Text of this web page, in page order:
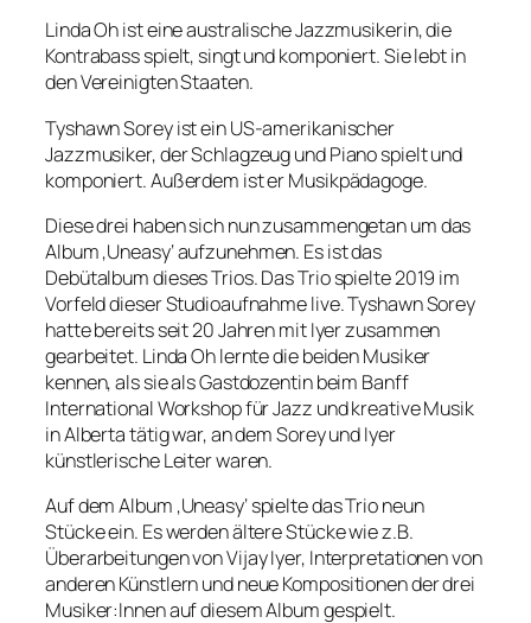
Linda Oh ist eine australische Jazzmusikerin, die
Kontrabass spielt, singt und komponiert. Sie lebt in
den Vereinigten Staaten.
Tyshawn Sorey ist ein US-amerikanischer
Jazzmusiker, der Schlagzeug und Piano spielt und
komponiert. Außerdem ist er Musikpädagoge.
Diese drei haben sich nun zusammengetan um das
Album ‚Uneasy‘ aufzunehmen. Es ist das
Debütalbum dieses Trios. Das Trio spielte 2019 im
Vorfeld dieser Studioaufnahme live. Tyshawn Sorey
hatte bereits seit 20 Jahren mit Iyer zusammen
gearbeitet. Linda Oh lernte die beiden Musiker
kennen, als sie als Gastdozentin beim Banff
International Workshop für Jazz und kreative Musik
in Alberta tätig war, an dem Sorey und Iyer
künstlerische Leiter waren.
Auf dem Album ‚Uneasy‘ spielte das Trio neun
Stücke ein. Es werden ältere Stücke wie z.B.
Überarbeitungen von Vijay Iyer, Interpretationen von
anderen Künstlern und neue Kompositionen der drei
Musiker:Innen auf diesem Album gespielt.